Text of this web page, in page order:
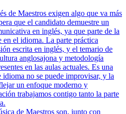
de Maestros exigen algo que va más
que el candidato demuestre un
en inglés, ya que parte de la
en el idioma. La parte práctica
escrita en inglés, y el temario de
anglosajona y metodología
en las aulas actuales. Es una
no se puede improvisar, y la
un enfoque moderno y
trabajamos contigo tanto la parte
de Maestros son, junto con